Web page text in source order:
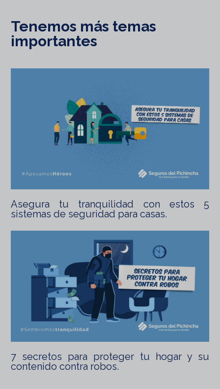
Tenemos más temas
importantes
Asegura tu tranquilidad con estos 5
sistemas de seguridad para casas.
7 secretos para proteger tu hogar y su
contenido contra robos.